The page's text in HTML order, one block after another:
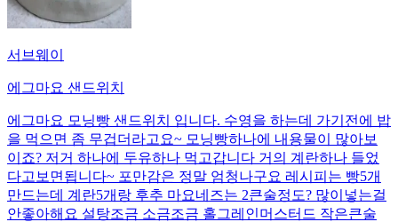
서브웨이
에그마요 샌드위치
에그마요 모닝빵 샌드위치 입니다. 수영을 하는데 가기전에 밥
을 먹으면 좀 무겁더라고요~ 모닝빵하나에 내용물이 많아보
이죠? 저거 하나에 두유하나 먹고갑니다 거의 계란하나 들었
다고보면됩니다~ 포만감은 정말 엄청나구요 레시피는 빵5개
만드는데 계란5개랑 후추 마요네즈는 2큰술정도? 많이넣는걸
안좋아해요 설탕조금 소금조금 홀그레인머스터드 작은큰술